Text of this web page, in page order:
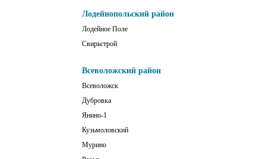
Лодейнопольский район
Лодейное Поле
Свирьстрой
Всеволожский район
Всеволожск
Дубровка
Янино-1
Кузьмоловский
Мурино